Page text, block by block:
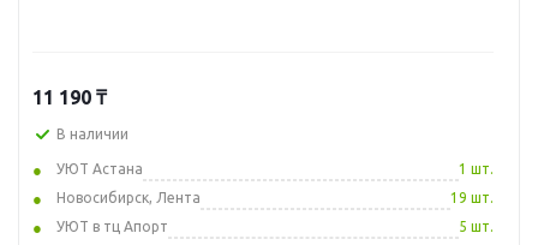
11 190 ₸
В наличии
УЮТ Астана
1 шт.
Новосибирск, Лента
19 шт.
УЮТ в тц Апорт
5 шт.